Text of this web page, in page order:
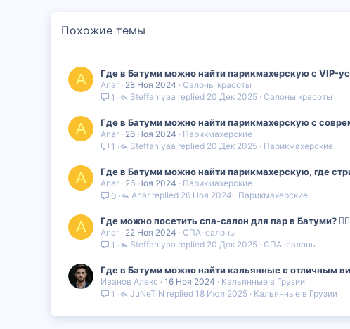
Похожие темы
A Где в Батуми можно найти парикмахерскую с VIP-
Anar 28 Ноя 2024
Салоны красоты
1
Салоны красоты
20 Дек 2025
Steffaniyaa
A Где в Батуми можно найти парикмахерскую с
Anar 26 Ноя 2024
Парикмахерские
1
Парикмахерские
20 Дек 2025
Steffaniyaa
A Где в Батуми можно найти парикмахерскую, где
Anar 26 Ноя 2024
Парикмахерские
0
Парикмахерские
26 Ноя 2024
Anar
A Где можно посетить спа-салон для пар в Батуми?
Anar 22 Ноя 2024
СПА-салоны
1
СПА-салоны
20 Дек 2025
Steffaniyaa
Где в Батуми можно найти кальянные с отличным
Иванов Алекс 16 Ноя 2024
Кальянные в Грузии
1
Кальянные в Грузии
18 Июл 2025
JuNeTiN